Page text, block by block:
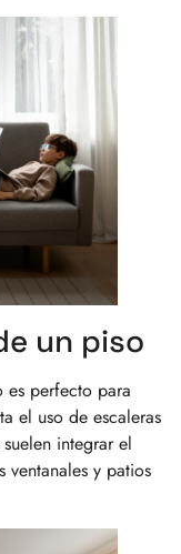
un piso
es perfecto para
el uso de escaleras
integrar el
ventanales y patios